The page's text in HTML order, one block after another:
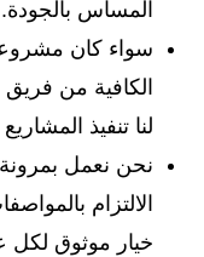
المساس بالجودة.
سواء كان مشروعك
الكافية من
لنا تنفيذ
نحن نعمل
الالتزام
خيار موثوق لكل